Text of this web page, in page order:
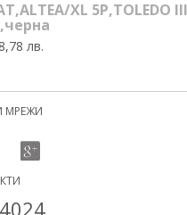
XL 5P,TOLEDO III
лв.
МРЕЖИ